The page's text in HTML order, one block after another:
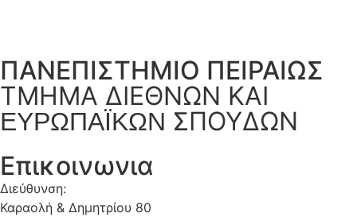
ΠΑΝΕΠΙΣΤΗΜΙΟ ΠΕΙΡΑΙΩΣ
ΤΜΗΜΑ ΔΙΕΘΝΩΝ ΚΑΙ
ΕΥΡΩΠΑΪΚΩΝ ΣΠΟΥΔΩΝ
Επικοινωνια
Διεύθυνση:
Καραολή & Δημητρίου 80